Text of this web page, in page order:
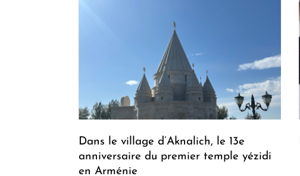
Dans le village d’Aknalich, le 13e
anniversaire du premier temple yézidi
en Arménie